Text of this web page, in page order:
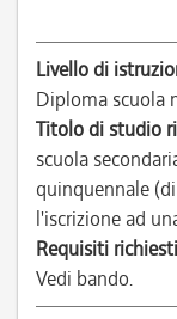
Livello di
Diploma scuola
Titolo di studio
scuola
quinquennale
l'iscrizione ad
Requisiti
Vedi bando.